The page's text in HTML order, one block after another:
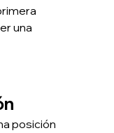
una
posición